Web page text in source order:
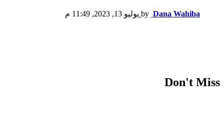
by Dana Wahiba يوليو 13, 2023, 11:49 م
Don't Miss